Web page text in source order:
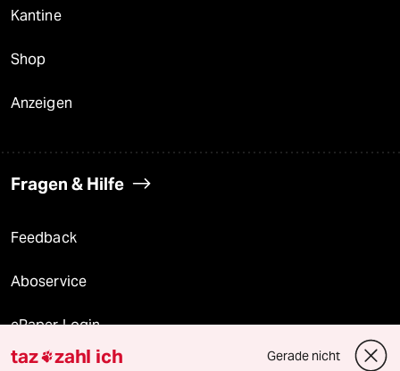
Kantine
Shop
Anzeigen
Fragen & Hilfe
Feedback
Aboservice
ePaper Login
taz zahl ich Gerade nicht